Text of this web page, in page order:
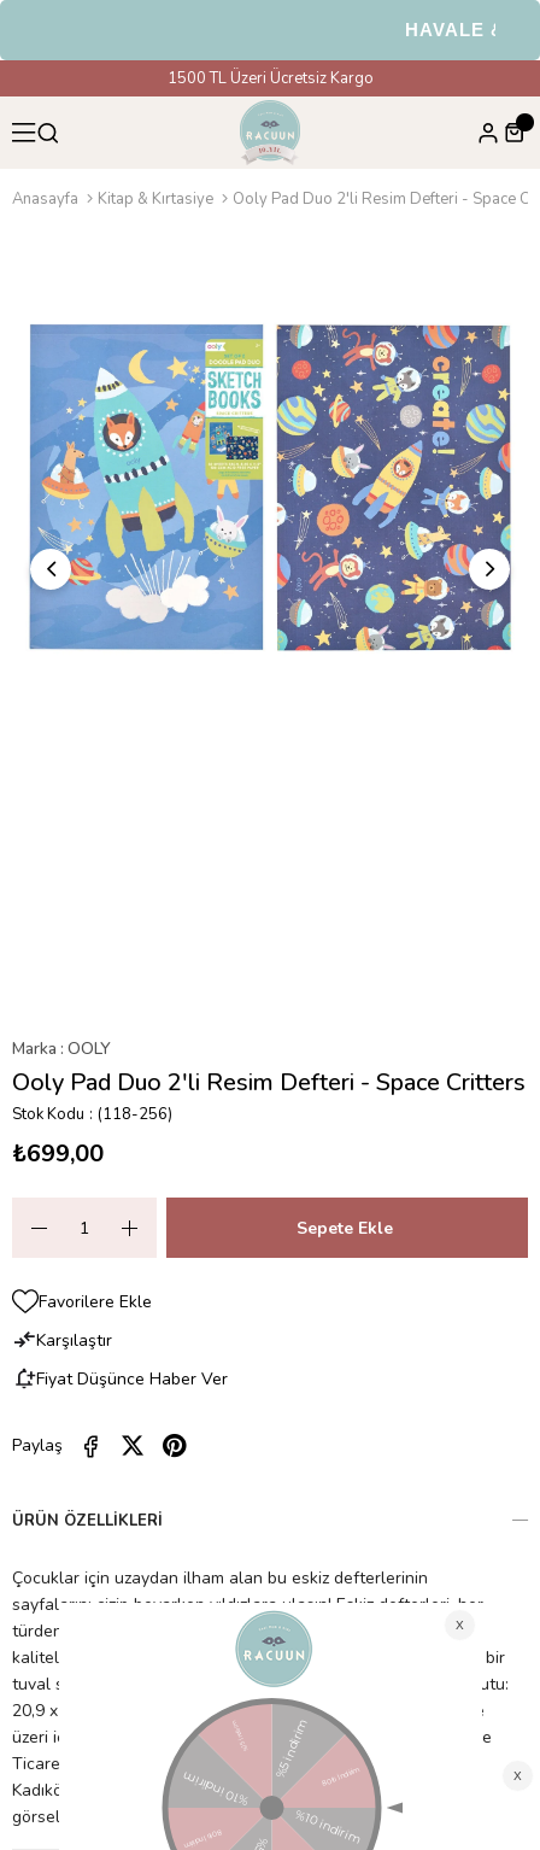
HAVALE &
1500 TL Üzeri Ücretsiz Kargo
Anasayfa Kitap & Kırtasiye Ooly Pad Duo 2'li Resim Defteri - Space
Marka : OOLY
Ooly Pad Duo 2'li Resim Defteri - Space Critters
Stok Kodu (118-256)
₺699,00
Favorilere Ekle
Karşılaştır
Fiyat Düşünce Haber Ver
Paylaş
ÜRÜN ÖZELLIKLERI
Çocuklar için uzaydan ilham alan bu eskiz defterlerinin
sayfalarını çizip boyarken yıldızlara ulaşın! Eskiz defterleri, her
türden uzay yaratığının eğlenceli kapak resimlerini içerir. 2
kaliteli eskiz defterinden oluşan set, sanat eserleri için harika bir
tuval sağlayan kaliteli 100 gsm kağıttan yapılmıştır. Ürün Boyutu:
20,9 x 29,2 cm 2'li set 32 sayfa 100 gsm kağıt ağırlığı 3 yaş ve
üzeri için uygundur. İthalatçı Firma Bilgileri: Petitmag İletişim ve
Ticaret Limited Şirketi Fenerbahçe Mah. Lalezar Sok. No:3/A
Kadıköy İ
[email protected]şei: ÇİN Uygunluk Sembolü: Ürün
görselinde bulunuyor.